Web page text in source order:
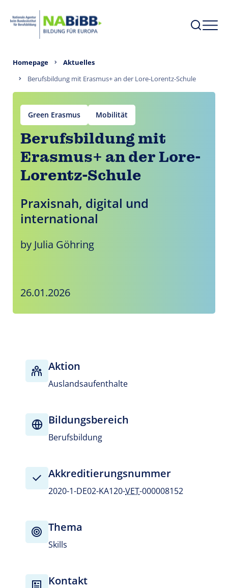
Homepage
Aktuelles
Berufsbildung mit Erasmus+ an der Lore-Lorentz-Schule
Green Erasmus Mobilität
Berufsbildung mit
Erasmus+ an der Lore-
Lorentz-Schule
Praxisnah, digital und
international
by Julia Göhring
26.01.2026
Aktion
Auslandsaufenthalte
Bildungsbereich
Berufsbildung
Akkreditierungsnummer
2020-1-DE02-KA120-VET-000008152
Thema
Skills
Kontakt